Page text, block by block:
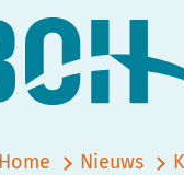
Home Nieuws